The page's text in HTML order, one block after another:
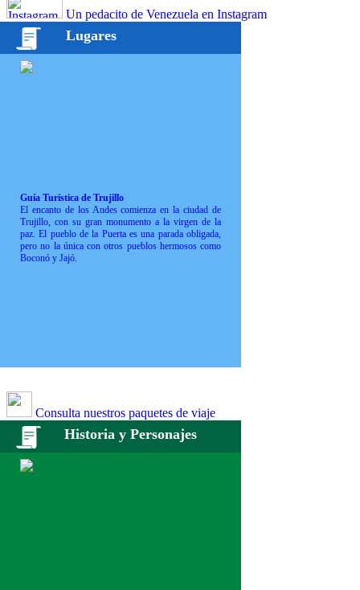
Un pedacito de Venezuela en Instagram
Lugares
Guía Turística de Trujillo
El encanto de los Andes comienza en la ciudad de
Trujillo, con su gran monumento a la virgen de la
paz. El pueblo de la Puerta es una parada obligada,
pero no la única con otros pueblos hermosos como
Boconó y Jajó.
Consulta nuestros paquetes de viaje
Historia y Personajes